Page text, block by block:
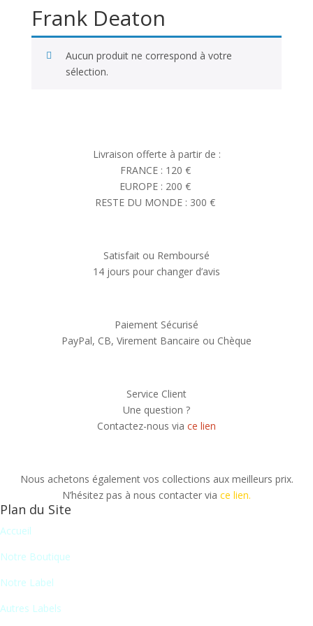
Frank Deaton
Aucun produit ne correspond à votre
sélection.
Livraison offerte à partir de :
FRANCE : 120 €
EUROPE : 200 €
RESTE DU MONDE : 300 €
Satisfait ou Remboursé
14 jours pour changer d’avis
Paiement Sécurisé
PayPal, CB, Virement Bancaire ou Chèque
Service Client
Une question ?
Contactez-nous via ce lien
Nous achetons également vos collections aux meilleurs prix.
N’hésitez pas à nous contacter via ce lien.
Plan du Site
Accueil
Notre Boutique
Notre Label
Autres Labels